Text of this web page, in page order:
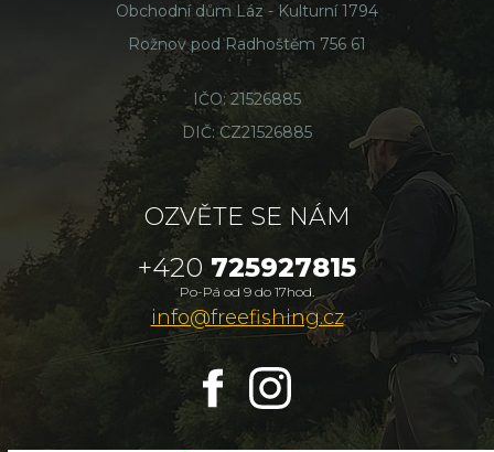
Obchodní dům Láz - Kulturní 1794
Rožnov pod Radhoštěm 756 61
IČO: 21526885
DIČ: CZ21526885
OZVĚTE SE NÁM
+420 725927815
Po-Pá od 9 do 17hod.
info@freefishing.cz